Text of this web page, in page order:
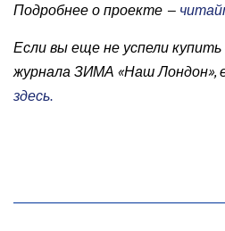
Подробнее о проекте —
Если вы еще не успели
журнала ЗИМА «Наш Лондон»,
здесь.